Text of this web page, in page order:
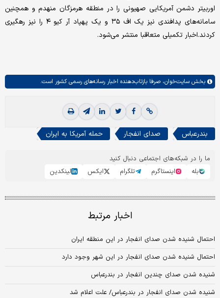
اوربیتر‌ دشمن آمریکایی صهیونی را در منطقه هرمزگان منهدم و همچنین
سامانه‌های پدافندی نیز یک اف ۳۵ و یک پهپاد آر کیو ۴ را نیز رهگیری
کردند.اخبار تکمیلی متعاقبا منتشر می‌شود.
بخش سایت‌خوان، صرفا بازتاب‌دهنده اخبار رسانه‌های رسمی کشور است.
بندرعباس صدای انفجار حمله آمریکا به ایران
ما را در شبکه‌های اجتماعی دنبال کنید
بله
اینستاگرم تلگرام ایکس لینکدین
اخبار مرتبط
احتمال شنیده شدن صدای انفجار در این منطقه ایران
احتمال شنیده شدن صدای انفجار در این شهر وجود دارد
شنیده شدن صدای چندین انفجار در بندرعباس
شنیده شدن صدای انفجار در بندرعباس/ علت اعلام شد